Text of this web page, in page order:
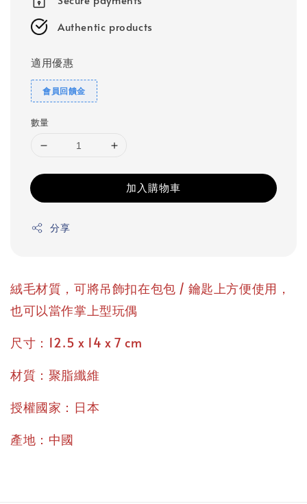
Authentic products
適用優惠
會員回饋金
數量
加入購物車
分享
絨毛材質，可將吊飾扣在包包 / 鑰匙上方便使用，
也可以當作掌上型玩偶
尺寸：12.5 x 14 x 7 cm
材質：聚脂纖維
授權國家：日本
產地：中國